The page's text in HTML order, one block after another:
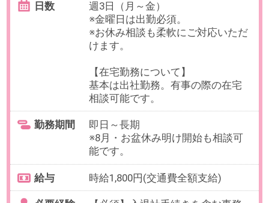
時給1,800円(交通費全額支給)
【想定月収】288,000円（実働8時間
×月20日勤務の場合）
い合わせ対応経験
【歓迎】在宅経験
【必須】PCの基本操作（入力程